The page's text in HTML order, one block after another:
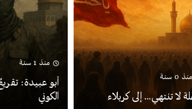
منذ 0 سنة
لا تنتهي… إلى كربلاء
منذ 1 سنة
أبو عبيدة:
الكوني